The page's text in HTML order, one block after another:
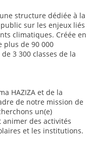
une structure dédiée à la
sur les enjeux liés
climatiques. Créée en
plus de 90 000
3 300 classes de la
HAZIZA et de la
de notre mission de
un(e)
des activités
et les institutions.